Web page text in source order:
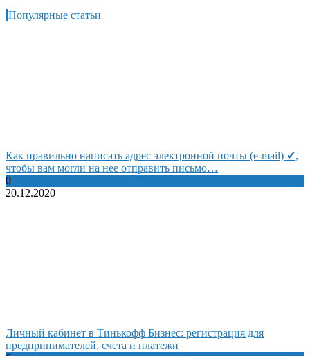
Популярные статьи
Как правильно написать адрес электронной почты (e-mail) ✔,
чтобы вам могли на нее отправить письмо…
0
20.12.2020
Личный кабинет в Тинькофф Бизнес: регистрация для
предпринимателей, счета и платежи